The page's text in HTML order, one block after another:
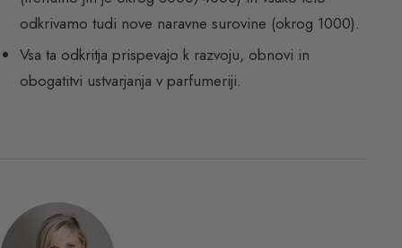
odkrivamo tudi nove naravne surovine (okrog 1000).
Vsa ta odkritja prispevajo k razvoju, obnovi in
obogatitvi ustvarjanja v parfumeriji.